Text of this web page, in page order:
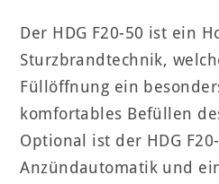
Der HDG F20-50 ist ein
Sturzbrandtechnik,
Füllöffnung ein
komfortables Befüllen
Optional ist der HDG
Anzündautomatik und